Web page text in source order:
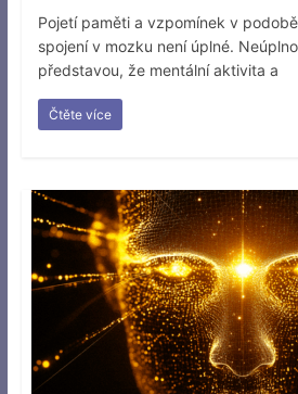
Pojetí paměti a vzpomínek v
spojení v mozku není úplné.
představou, že mentální aktivita a
Čtěte více